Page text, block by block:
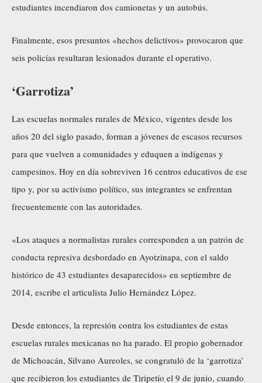
estudiantes incendiaron dos camionetas y un autobús.
Finalmente, esos presuntos «hechos delictivos» provocaron que
seis policías resultaran lesionados durante el operativo.
‘Garrotiza’
Las escuelas normales rurales de México, vigentes desde los
años 20 del siglo pasado, forman a jóvenes de escasos recursos
para que vuelven a comunidades y eduquen a indígenas y
campesinos. Hoy en día sobreviven 16 centros educativos de ese
tipo y, por su activismo político, sus integrantes se enfrentan
frecuentemente con las autoridades.
«Los ataques a normalistas rurales corresponden a un patrón de
conducta represiva desbordado en Ayotzinapa, con el saldo
histórico de 43 estudiantes desaparecidos» en septiembre de
2014, escribe el articulista Julio Hernández López.
Desde entonces, la represión contra los estudiantes de estas
escuelas rurales mexicanas no ha parado. El propio gobernador
de Michoacán, Silvano Aureoles, se congratuló de la ‘garrotiza’
que recibieron los estudiantes de Tiripetío el 9 de junio, cuando